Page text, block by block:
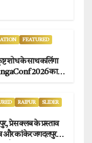
FEATURED
शोध के साथ कलिंगा
2026 का
RAIPUR
SLIDER
प्रेस क्लब के प्रस्ताव
और कांकेर जगदलपुर